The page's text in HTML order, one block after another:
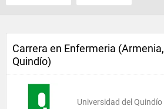
Carrera en Enfermeria (Armenia,
Quindío)
Universidad del Quindío